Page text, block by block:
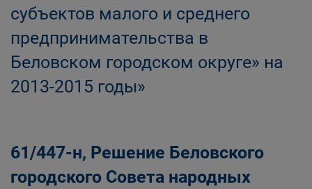
субъектов малого и среднего
предпринимательства в
Беловском городском округе» на
2013-2015 годы»
61/447-н, Решение Беловского
городского Совета народных